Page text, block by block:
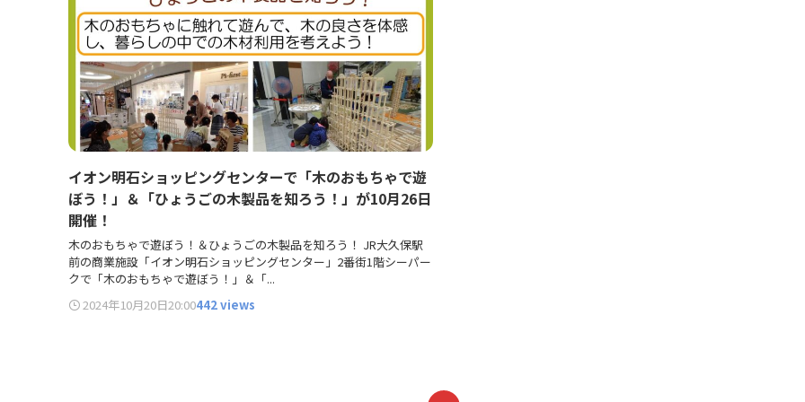
イオン明石ショッピングセンターで「木のおもちゃで遊
ぼう！」＆「ひょうごの木製品を知ろう！」が10月26日
開催！
木のおもちゃで遊ぼう！＆ひょうごの木製品を知ろう！ JR大久保駅
前の商業施設「イオン明石ショッピングセンター」2番街1階シーパー
クで「木のおもちゃで遊ぼう！」＆「...
2024年10月20日20:00442 views